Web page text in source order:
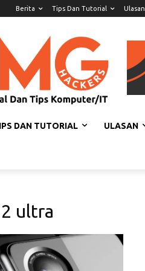
Berita Tips Dan Tutorial Ulasan
DAN TUTORIAL ULASAN
ultra